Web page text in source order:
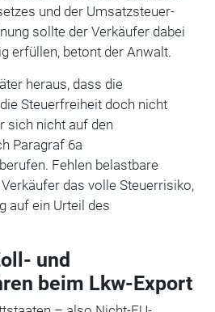
und der Umsatzsteuer-
sollte der Verkäufer dabei
erfüllen, betont der Anwalt.
heraus, dass die
Steuerfreiheit doch nicht
sich nicht auf den
Paragraf 6a
Fehlen belastbare
das volle Steuerrisiko,
auf ein Urteil des
und
beim Lkw-Export